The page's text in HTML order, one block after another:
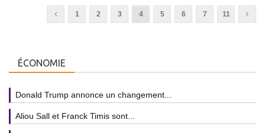
1 2 3 4 5 6 7 11
ÉCONOMIE
Donald Trump annonce un changement...
Aliou Sall et Franck Timis sont...